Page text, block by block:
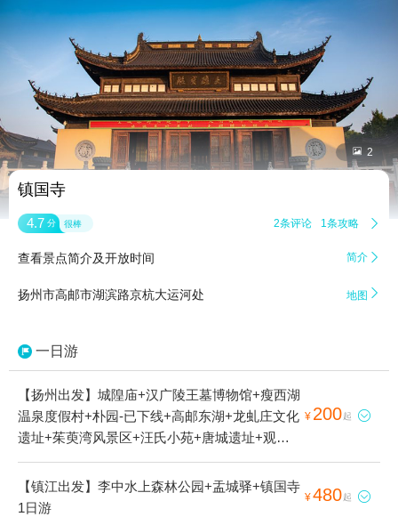
 2
镇国寺
4.7 分 很棒 2条评论 1条攻略 
查看景点简介及开放时间 简介 
扬州市高邮市湖滨路京杭大运河处 地图 
一日游
【扬州出发】城隍庙+汉广陵王墓博物馆+瘦西湖
温泉度假村+朴园-已下线+高邮东湖+龙虬庄文化
遗址+茱萸湾风景区+汪氏小苑+唐城遗址+观音
山+瘦西湖+仙鹤寺+扬州古运河+个园+凤凰岛生
态旅游区+马可波罗纪念馆+何园+大明寺+西郊
森林公园+唐城+文游台+镇国寺塔+扬州双博馆
¥ 200起 
【镇江出发】李中水上森林公园+盂城驿+镇国寺
1日游
¥480起 
